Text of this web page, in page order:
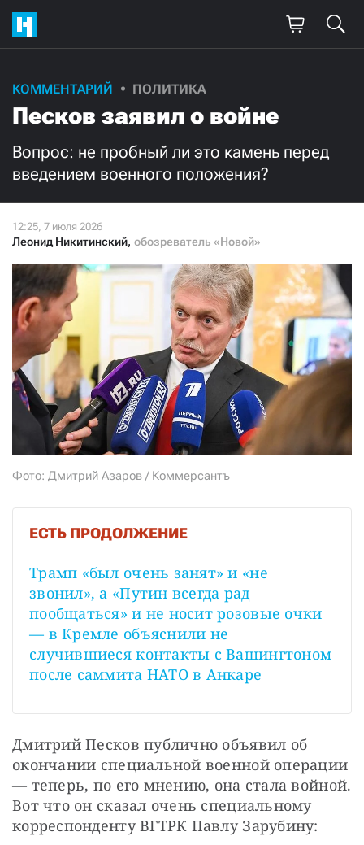
КОММЕНТАРИЙ ПОЛИТИКА
Песков заявил о войне
Вопрос: не пробный ли это камень перед
введением военного положения?
Леонид Никитинский, обозреватель «Новой»
Фото: Дмитрий Азаров / Коммерсантъ
ЕСТЬ ПРОДОЛЖЕНИЕ
Трамп «был очень занят» и «не
звонил», а «Путин всегда рад
пообщаться» и не носит розовые очки
— в Кремле объяснили не
случившиеся контакты с Вашингтоном
после саммита НАТО в Анкаре
Дмитрий Песков публично объявил об
окончании специальной военной операции
— теперь, по его мнению, она стала войной.
Вот что он сказал очень специальному
корреспонденту ВГТРК Павлу Зарубину:
Поддержите
нашу работу!
Ежемесячно Разово
500 300
Нажимая кнопку «Стать соучастником»,
я принимаю
условия и подтверждаю свое гражданство РФ
СТАТЬ СОУЧАСТНИКОМ
ПОДЕЛИТЬСЯ С ДРУЗЬЯМИ
Если у вас есть вопросы, пишите donate@novayagazeta.ru
звоните:
+7 (929) 612-03-68